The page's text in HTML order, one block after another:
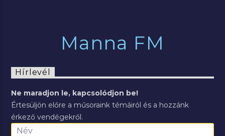
Manna FM
Hírlevél
Ne maradjon le, kapcsolódjon be!
Értesüljön előre a műsoraink témáiról és a hozzánk
érkező vendégekről.